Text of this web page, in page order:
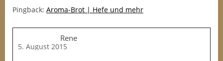
Pingback: Aroma-Brot | Hefe und mehr
Rene
5. August 2015